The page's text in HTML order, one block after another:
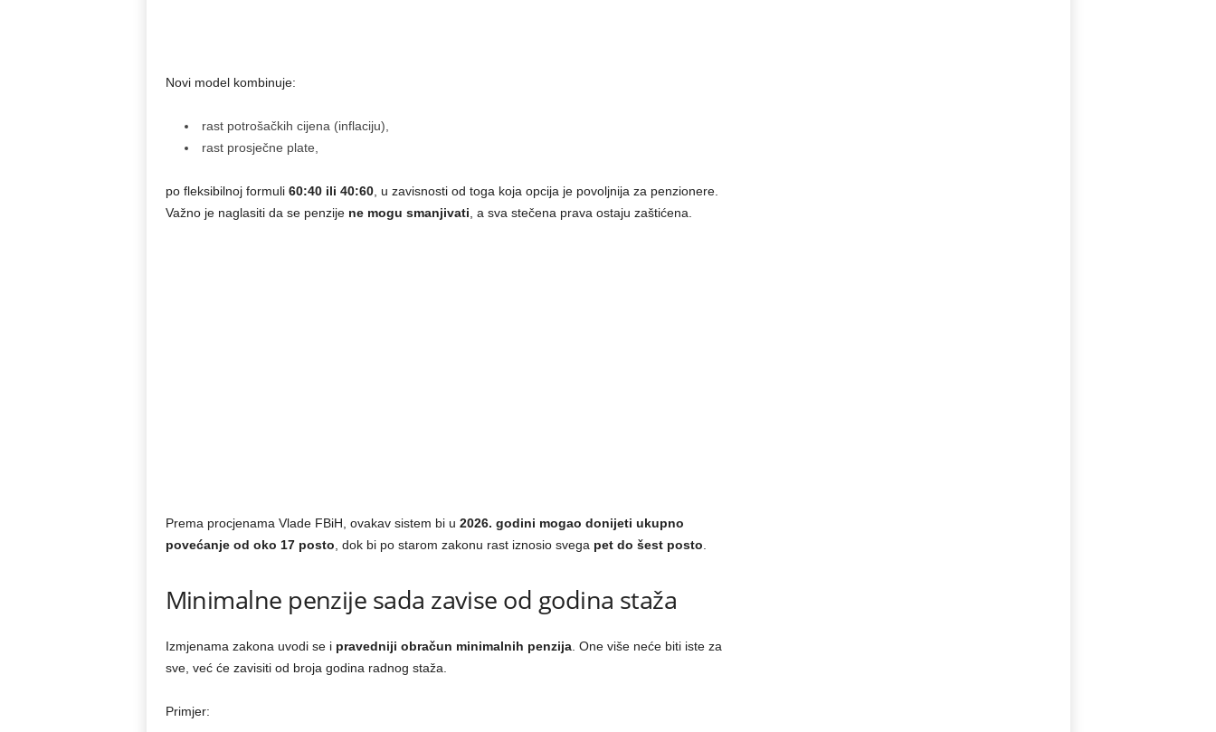
Novi model kombinuje:
rast potrošačkih cijena (inflaciju),
rast prosječne plate,
po fleksibilnoj formuli 60:40 ili 40:60, u zavisnosti od toga koja opcija je povoljnija za penzionere.
Važno je naglasiti da se penzije ne mogu smanjivati , a sva stečena prava ostaju zaštićena.
Prema procjenama Vlade FBiH, ovakav sistem bi u 2026. godini mogao donijeti ukupno
povećanje od oko 17 posto , dok bi po starom zakonu rast iznosio svega pet do šest posto
Minimalne penzije sada zavise od godina staža
Izmjenama zakona uvodi se i pravedniji obračun minimalnih penzija. One više neće biti iste za
sve, već će zavisiti od broja godina radnog staža.
Primjer: